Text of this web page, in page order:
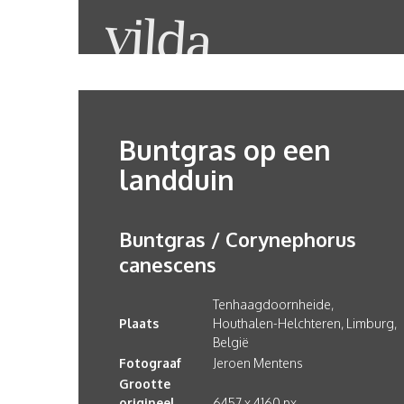
Buntgras op een
landduin
Buntgras / Corynephorus
canescens
Plaats
Tenhaagdoornheide,
Houthalen-Helchteren, Limburg,
België
Fotograaf
Jeroen Mentens
Grootte